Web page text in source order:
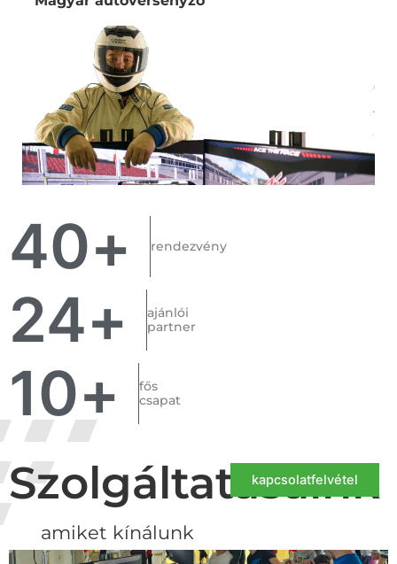
40+ rendezvény
24+
ajánlói
partner
10+
fős
csapat
Szolgáltatásaink
amiket kínálunk
kapcsolatfelvétel